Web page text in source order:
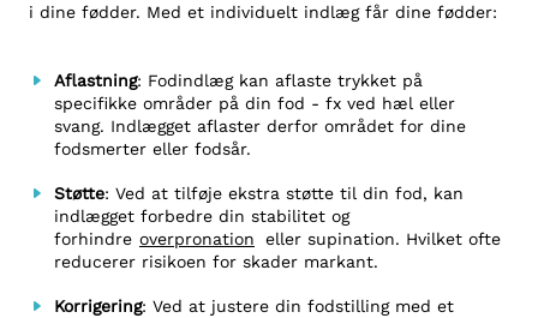
i dine fødder. Med et individuelt indlæg får dine fødder:
Aflastning: Fodindlæg kan aflaste trykket på
specifikke områder på din fod - fx ved hæl eller
svang. Indlægget aflaster derfor området for dine
fodsmerter eller fodsår.
Støtte: Ved at tilføje ekstra støtte til din fod, kan
indlægget forbedre din stabilitet og
forhindreoverpronation
eller supination. Hvilket ofte
reducerer risikoen for skader markant.
Korrigering: Ved at justere din fodstilling med et